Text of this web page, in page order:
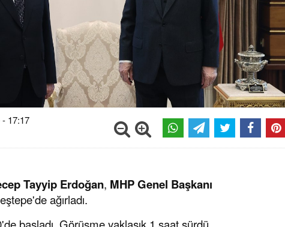
17:17
Tayyip Erdoğan, MHP Genel Başkanı
ağırladı.